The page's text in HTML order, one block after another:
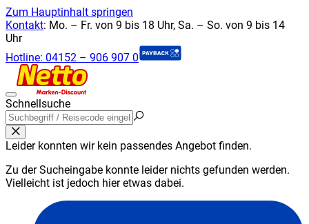
Zum Hauptinhalt springen
Kontakt: Mo. – Fr. von 9 bis 18 Uhr, Sa. – So. von 9 bis 14
Uhr
Hotline: 04152 – 906 907 0
Schnellsuche
Leider konnten wir kein passendes Angebot finden.
Zu der Sucheingabe konnte leider nichts gefunden werden.
Vielleicht ist jedoch hier etwas dabei.